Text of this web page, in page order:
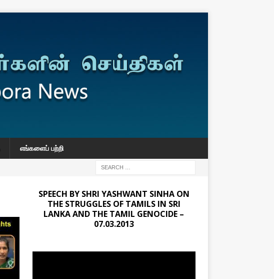
எங்களைப் பற்றி
SPEECH BY SHRI YASHWANT SINHA ON
THE STRUGGLES OF TAMILS IN SRI
LANKA AND THE TAMIL GENOCIDE –
07.03.2013